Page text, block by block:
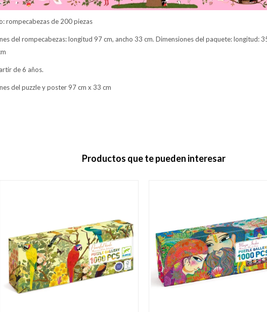
rompecabezas de 200 piezas
del rompecabezas: longitud 97 cm, ancho 33 cm. Dimensiones del paquete: longitud:
de 6 años.
del puzzle y poster 97 cm x 33 cm
Productos que te pueden interesar